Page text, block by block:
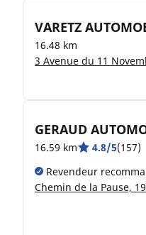
VARETZ
16.48 km
GERAUD
16.59 km 4.8/5(157)
Revendeur
Chemin de la Pause,